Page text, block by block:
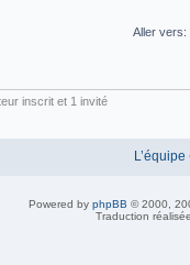
Aller vers:
inscrit et 1 invité
L’équipe
Powered by phpBB © 2000,
Traduction